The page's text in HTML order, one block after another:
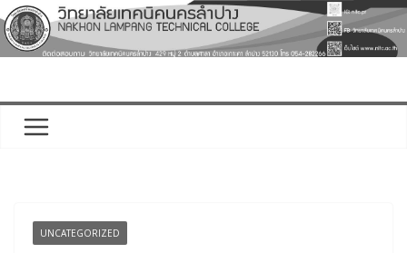
Skip
to
content
UNCATEGORIZED